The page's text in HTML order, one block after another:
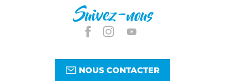
Suivez-nous
NOUS CONTACTER